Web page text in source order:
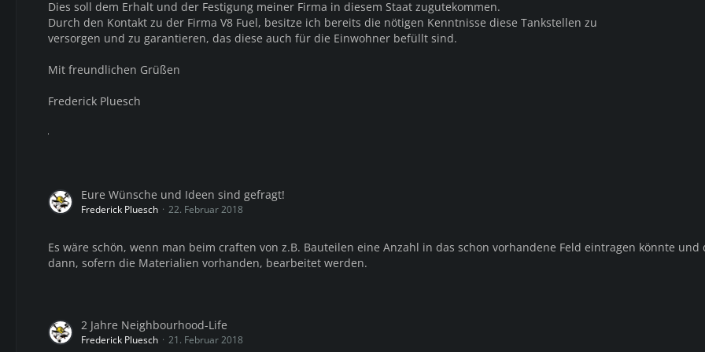
Dies soll dem Erhalt und der Festigung meiner Firma in diesem Staat zugutekommen.
Durch den Kontakt zu der Firma V8 Fuel, besitze ich bereits die nötigen Kenntnisse diese Tankstellen zu
versorgen und zu garantieren, das diese auch für die Einwohner befüllt sind.
Mit freundlichen Grüßen
Frederick Pluesch
Eure Wünsche und Ideen sind gefragt!
Frederick Pluesch 22. Februar 2018
Es wäre schön, wenn man beim craften von z.B. Bauteilen eine Anzahl in das schon vorhandene Feld eintragen könnte und
dann, sofern die Materialien vorhanden, bearbeitet werden.
2 Jahre Neighbourhood-Life
Frederick Pluesch 21. Februar 2018